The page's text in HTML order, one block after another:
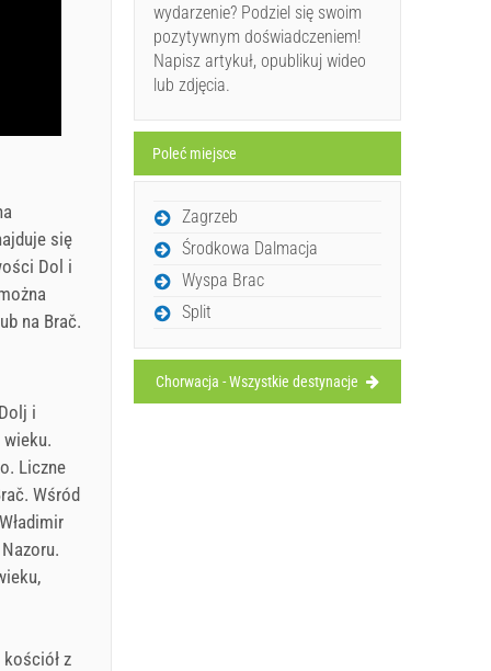
się
Dol i
na Brač.
i
Liczne
Wśród
z
wydarzenie? Podziel się swoim
pozytywnym doświadczeniem!
Napisz artykuł, opublikuj wideo
lub zdjęcia.
Poleć miejsce
Zagrzeb
Środkowa Dalmacja
Wyspa Brac
Split
Chorwacja - Wszystkie destynacje